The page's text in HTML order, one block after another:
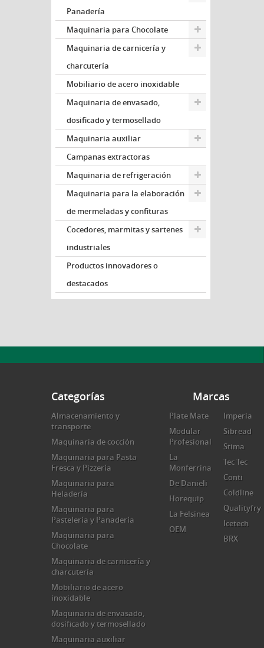
Panadería
Maquinaria para Chocolate
Maquinaria de carnicería y
charcutería
Mobiliario de acero inoxidable
Maquinaria de envasado,
dosificado y termosellado
Maquinaria auxiliar
Campanas extractoras
Maquinaria de refrigeración
Maquinaria para la elaboración
de mermeladas y confituras
Cocedores, marmitas y sartenes
industriales
Productos innovadores o
destacados
Categorías
Almacenamiento y
transporte
Maquinaria de cocción
Maquinaria para Pasta
Fresca y Pizzería
Maquinaria para
Heladería
Maquinaria para
Pastelería y Panadería
Maquinaria para
Chocolate
Maquinaria de carnicería y
charcutería
Mobiliario de acero
inoxidable
Maquinaria de envasado,
dosificado y termosellado
Maquinaria auxiliar
Marcas
Plate Mate
Modular
Profesional
La
Monferrina
De Danieli
Horequip
La Felsinea
OEM
Imperia
Sibread
Stima
Tec Tec
Conti
Coldline
Qualityfry
Icetech
BRX